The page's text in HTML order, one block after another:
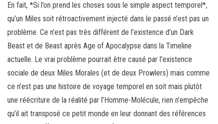
En fait, *Si l’on prend les choses sous le simple aspect temporel*,
qu’un Miles soit rétroactivement injecté dans le passé n’est pas un
problème. Ce n’est pas très différent de l’existence d’un Dark
Beast et de Beast après Age of Apocalypse dans la Timeline
actuelle. Le vrai problème pourrait être causé par l’existence
sociale de deux Miles Morales (et de deux Prowlers) mais comme
ce n’est pas une histoire de voyage temporel en soit mais plutôt
une réécriture de la réalité par l’Homme-Molécule, rien n’empêche
qu’il ait transposé ce petit monde en leur donnant des références